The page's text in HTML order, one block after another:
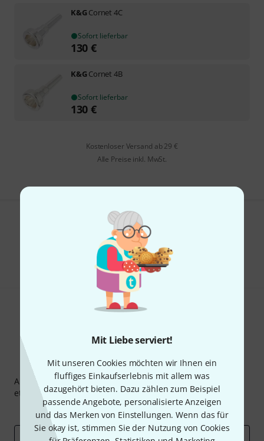
Mit Liebe serviert!
Mit unseren Cookies möchten wir Ihnen ein
fluffiges Einkaufserlebnis mit allem was
dazugehört bieten. Dazu zählen zum Beispiel
passende Angebote, personalisierte Anzeigen
und das Merken von Einstellungen. Wenn das für
Sie okay ist, stimmen Sie der Nutzung von Cookies
K&GCornet 4C
Sofort lieferbar
130 €
K&GCornet 4B
Sofort lieferbar
130 €
Kostenloser Versand ab 29 €
Alle Preise inkl. MwSt.
Gefällt Ihnen, was Sie sehen?
Teilen Hilfe & Feedback
Thomann Newsletter
Abonniere den Thomann Newsletter und gewinne mit
etwas Glück einen von50 Gutscheinenüber jeweils
Inspirierende Beiträge
Deals Thomann Insights